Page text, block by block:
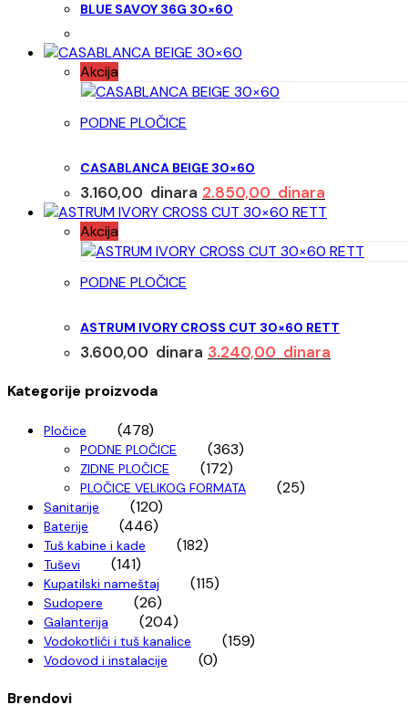
BLUE SAVOY 36G 30×60
Akcija
PODNE PLOČICE
CASABLANCA BEIGE 30×60
3.160,00 dinara Originalna
cena
bila:
2.850,00 dinara
cena
2.850,00
Akcija
PODNE PLOČICE
ASTRUM IVORY CROSS CUT 30×60 RETT
3.600,00 dinara Originalna
3.240,00 dinara
Kategorije proizvoda
Pločice (478)
PODNE PLOČICE (363)
ZIDNE PLOČICE (172)
PLOČICE VELIKOG FORMATA (25)
Sanitarije (120)
Baterije (446)
Tuš kabine i kade (182)
Tuševi (141)
Kupatilski nameštaj (115)
Sudopere (26)
Galanterija (204)
Vodokotlići i tuš kanalice (159)
Vodovod i instalacije (0)
Brendovi